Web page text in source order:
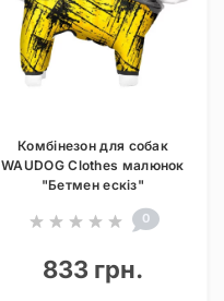
Комбінезон для собак
WAUDOG Clothes малюнок
"Бетмен ескіз"
0
833 грн.